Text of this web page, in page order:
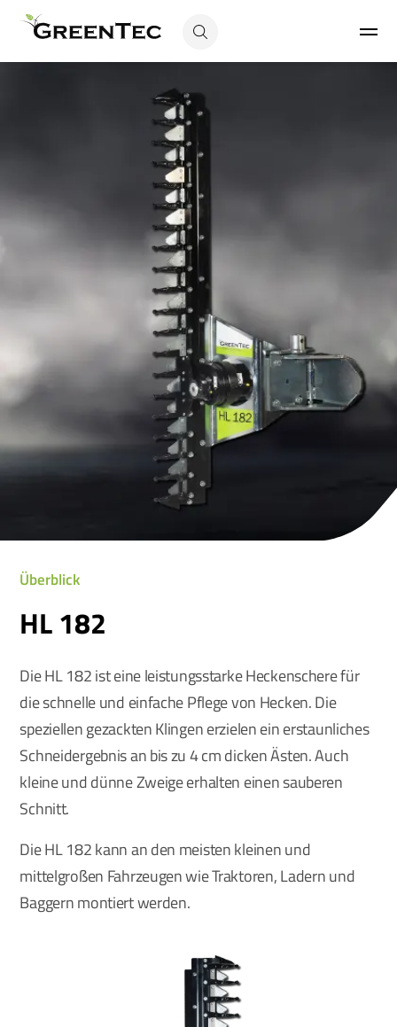
Überblick
HL 182
Die HL 182 ist eine leistungsstarke Heckenschere für
die schnelle und einfache Pflege von Hecken. Die
speziellen gezackten Klingen erzielen ein erstaunliches
Schneidergebnis an bis zu 4 cm dicken Ästen. Auch
kleine und dünne Zweige erhalten einen sauberen
Schnitt.
Die HL 182 kann an den meisten kleinen und
mittelgroßen Fahrzeugen wie Traktoren, Ladern und
Baggern montiert werden.